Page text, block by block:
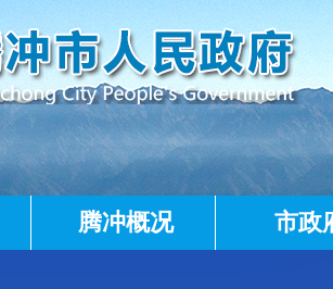
腾冲概况 市政